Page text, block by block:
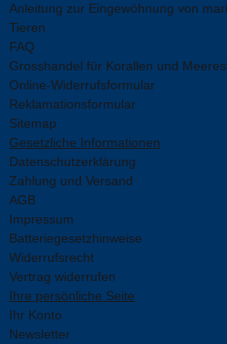
Anleitung zur Eingewöhnung von
Tieren
FAQ
Grosshandel für Korallen und
Online-Widerrufsformular
Reklamationsformular
Sitemap
Gesetzliche Informationen
Datenschutzerklärung
Zahlung und Versand
AGB
Impressum
Batteriegesetzhinweise
Widerrufsrecht
Vertrag widerrufen
Ihre persönliche Seite
Ihr Konto
Newsletter